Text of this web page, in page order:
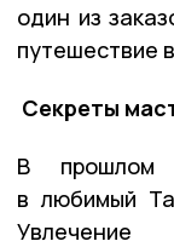
один из
путешествие
Секреты
В прошлом
в любимый
Увлечение